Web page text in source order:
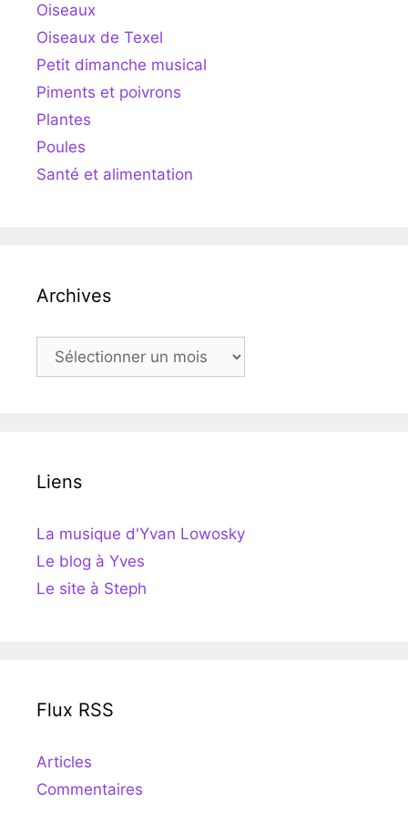
Oiseaux
Oiseaux de Texel
Petit dimanche musical
Piments et poivrons
Plantes
Poules
Santé et alimentation
Archives
Archives
Liens
La musique d'Yvan Lowosky
Le blog à Yves
Le site à Steph
Flux RSS
Articles
Commentaires